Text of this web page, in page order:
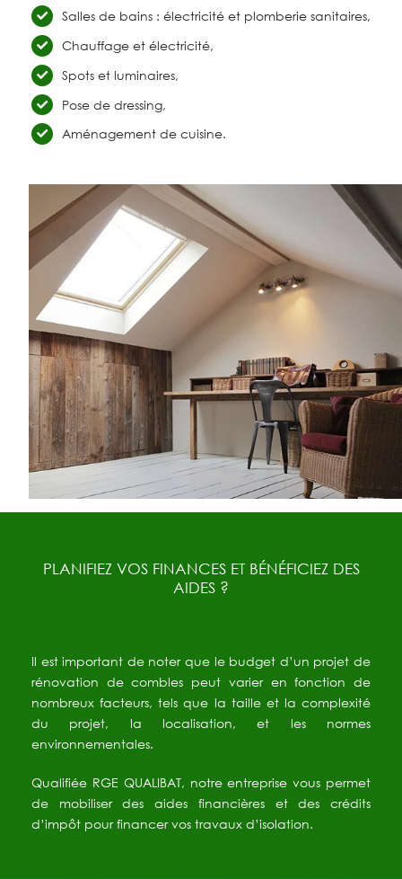
Salles de bains : électricité et plomberie sanitaires,
Chauffage et électricité,
Spots et luminaires,
Pose de dressing,
Aménagement de cuisine.
PLANIFIEZ VOS FINANCES ET BÉNÉFICIEZ DES
AIDES ?
Il est important de noter que le budget d’un projet de
rénovation de combles peut varier en fonction de
nombreux facteurs, tels que la taille et la complexité
du projet, la localisation, et les normes
environnementales.
Qualifiée RGE QUALIBAT, notre entreprise vous permet
de mobiliser des aides financières et des crédits
d’impôt pour financer vos travaux d’isolation.